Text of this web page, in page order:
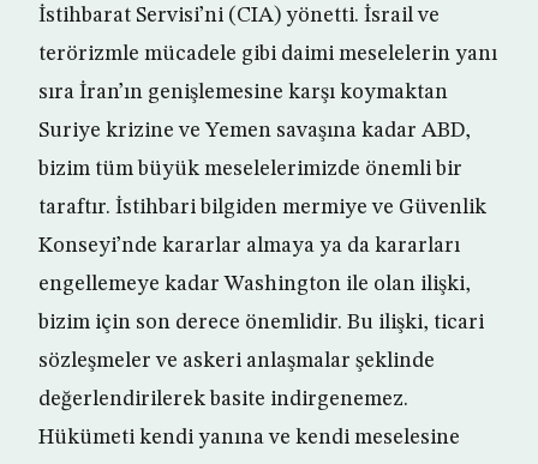
İstihbarat Servisi’ni (CIA) yönetti. İsrail ve
terörizmle mücadele gibi daimi meselelerin yanı
sıra İran’ın genişlemesine karşı koymaktan
Suriye krizine ve Yemen savaşına kadar ABD,
bizim tüm büyük meselelerimizde önemli bir
taraftır. İstihbari bilgiden mermiye ve Güvenlik
Konseyi’nde kararlar almaya ya da kararları
engellemeye kadar Washington ile olan ilişki,
bizim için son derece önemlidir. Bu ilişki, ticari
sözleşmeler ve askeri anlaşmalar şeklinde
değerlendirilerek basite indirgenemez.
Hükümeti kendi yanına ve kendi meselesine